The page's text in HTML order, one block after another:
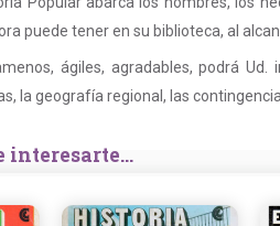
puede tener en su biblioteca, al
ágiles, agradables, podrá
la geografía regional, las
interesarte...